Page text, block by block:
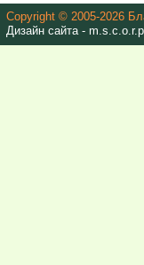
Copyright © 2005-2026
Дизайн сайта -